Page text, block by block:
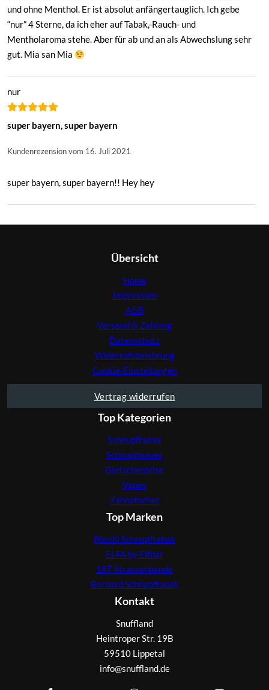
und ohne Menthol. Er ist absolut anfängertauglich. Ich gebe
“nur” 4 Sterne, da ich eher auf Tabak,-Rauch- und
Mentholaroma stehe. Aber für ab und an als Abwechslung sehr
gut. Mia san Mia
nur
super bayern, super bayern
Kundenrezension vom 16. Juli 2021
super bayern, super bayern!! Hey hey
Übersicht
Home
Impressum
AGB
Versand & Zahlung
Datenschutz
Widerrufsbelehrung
Cookie-Einstellungen
Vertrag widerrufen
Top Kategorien
Schnupftabak
Schnupfpulver
Gletscherprise
Vapes
Zahnstocher
Top Marken
Pöschl Schnupftabak
ELFA by Elfbar
187 Strassenbande
Bernard Schnupftabak
Kontakt
Snuffland
Heintroper Str. 19B
59510 Lippetal
info@snuffland.de